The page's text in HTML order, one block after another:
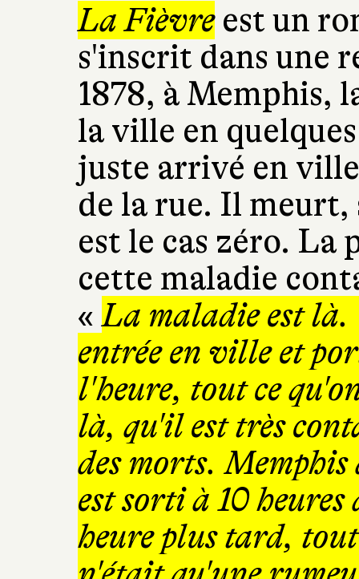
La Fièvreest un
s'inscrit dans une
1878, à Memphis,
la ville en
juste arrivé en
de la rue. Il meurt,
est le cas zéro.
cette maladie
« La maladie est
entrée en ville et
l'heure, tout ce
là, qu'il est très
des morts.
est sorti à 10
heure plus tard,